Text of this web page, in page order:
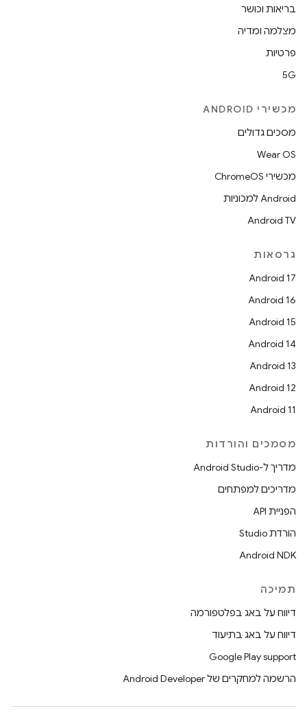
בריאות וכושר
מצלמה ומדיה
פרטיות
5G
מכשירי ANDROID
מסכים גדולים
Wear OS
מכשירי ChromeOS
Android למכוניות
Android TV
גרסאות
Android 17
Android 16
Android 15
Android 14
Android 13
Android 12
Android 11
מסמכים והורדות
מדריך ל-Android Studio
מדריכים למפתחים
הפניית API
הורדת Studio
Android NDK
תמיכה
דיווח על באג בפלטפורמה
דיווח על באג בתיעוד
Google Play support
הרשמה למחקרים של Android Developer